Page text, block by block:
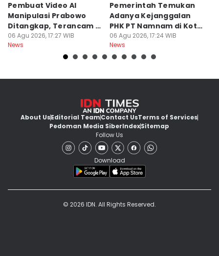
Pembuat Video AI
Manipulasi Prabowo
Ditangkap, Terancam 12
Tahun Bui
06 Agu 2026, 17:27 WIB
News
Pemerintah Temukan
Adanya Kejanggalan
PHK PT Namnam di Kota
Cimahi
06 Agu 2026, 17:24 WIB
News
About UsEditorial TeamContact UsTerms of Services
Pedoman Media SiberIndexSitemap
Follow Us
Download
© 2026 IDN. All Rights Reserved.